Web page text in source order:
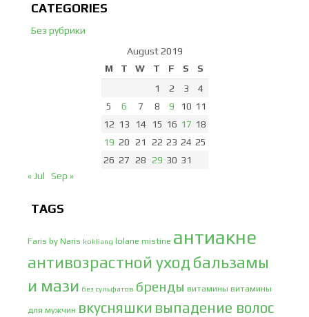
CATEGORIES
Без рубрики
August 2019
M
T W T F S
S
1
2 3
4
5
6 7 8 9 10 11
12 13 14 15 16 17 18
19 20 21 22 23 24 25
26 27 28 29 30 31
« Jul
Sep »
TAGS
Faris by Naris kokliang lolane mistine антиакне
антивозрастной уход бальзамы
и мази без сульфатов бренды витамины витамины
для мужчин вкусняшки выпадение волос